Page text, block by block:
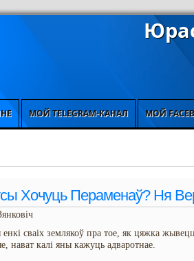
МОЙ TELEGRAM-КАНАЛ МОЙ
Хочуць Пераменаў? Ня
сваіх землякоў пра тое, як цяжка
нават калі яны кажуць адваротнае.